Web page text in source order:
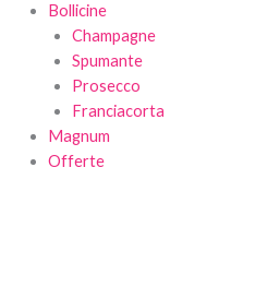
Bollicine
Champagne
Spumante
Prosecco
Franciacorta
Magnum
Offerte